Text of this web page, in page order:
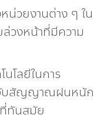
น่วยงานต่าง ๆ ใน
ล่วงหน้าที่มีความ
โลยีในการ
บสัญญาณฝนหนัก
ทันสมัย